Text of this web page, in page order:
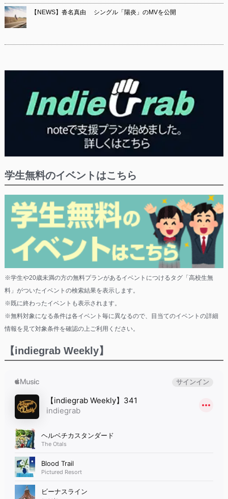
【NEWS】沓名真由 シングル「陽炎」のMVを公開
学生無料のイベントはこちら
※学生や20歳未満の方の無料プランがあるイベントにつけるタグ「高校生無
料」がついたイベントの検索結果を表示します。
※既に終わったイベントも表示されます。
※無料対象になる条件は各イベント毎に異なるので、目当てのイベントの詳細
情報を見て対象条件を確認の上ご利用ください。
【indiegrab Weekly】